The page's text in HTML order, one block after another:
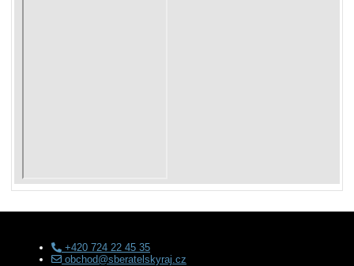
+420 724 22 45 35
obchod@sberatelskyraj.cz